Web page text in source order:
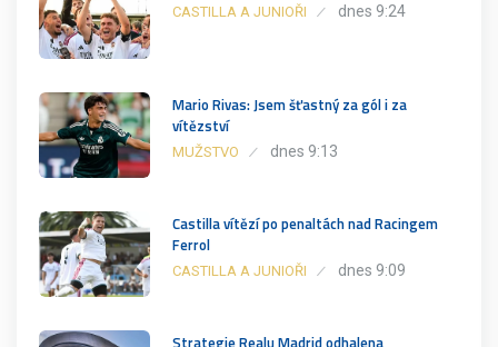
CASTILLA A JUNIOŘI dnes 9:24
Mario Rivas: Jsem šťastný za gól i za
vítězství
MUŽSTVO dnes 9:13
Castilla vítězí po penaltách nad Racingem
Ferrol
CASTILLA A JUNIOŘI dnes 9:09
Strategie Realu Madrid odhalena